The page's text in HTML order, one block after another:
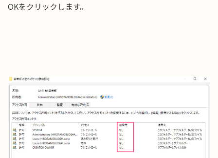
OKをクリックします。